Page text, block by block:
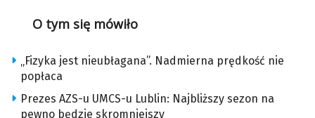
O tym się mówiło
„Fizyka jest nieubłagana”. Nadmierna prędkość nie
popłaca
Prezes AZS-u UMCS-u Lublin: Najbliższy sezon na
pewno będzie skromniejszy